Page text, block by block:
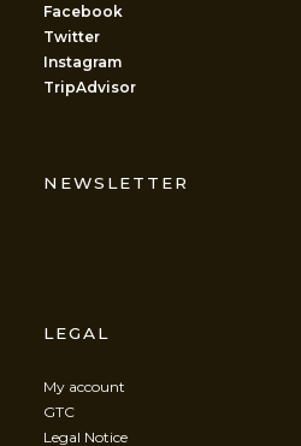
Facebook
Twitter
Instagram
TripAdvisor
NEWSLETTER
LEGAL
My account
GTC
Legal Notice